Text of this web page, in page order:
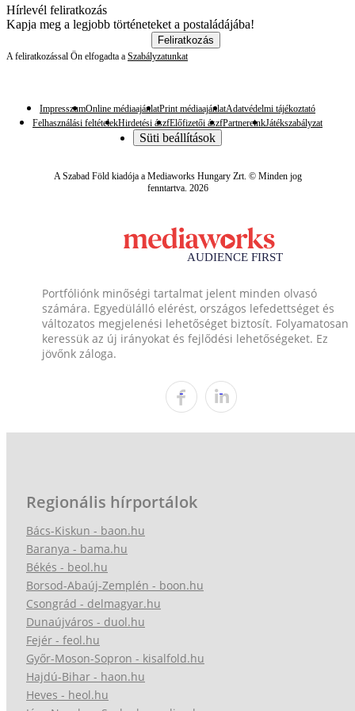
Hírlevél feliratkozás
Kapja meg a legjobb történeteket a postaládájába!
Feliratkozás
A feliratkozással Ön elfogadta a Szabályzatunkat
ImpresszumOnline médiaajánlatPrint médiaajánlatAdatvédelmi tájékoztató
Felhasználási feltételekHirdetési ászfElőfizetői ászfPartnereinkJátékszabályzat
Süti beállítások
A Szabad Föld kiadója a Mediaworks Hungary Zrt. © Minden jog
fenntartva. 2026
Portfóliónk minőségi tartalmat jelent minden olvasó
számára. Egyedülálló elérést, országos lefedettséget és
változatos megjelenési lehetőséget biztosít. Folyamatosan
keressük az új irányokat és fejlődési lehetőségeket. Ez
jövőnk záloga.
Regionális hírportálok
Bács-Kiskun - baon.hu
Baranya - bama.hu
Békés - beol.hu
Borsod-Abaúj-Zemplén - boon.hu
Csongrád - delmagyar.hu
Dunaújváros - duol.hu
Fejér - feol.hu
Győr-Moson-Sopron - kisalfold.hu
Hajdú-Bihar - haon.hu
Heves - heol.hu